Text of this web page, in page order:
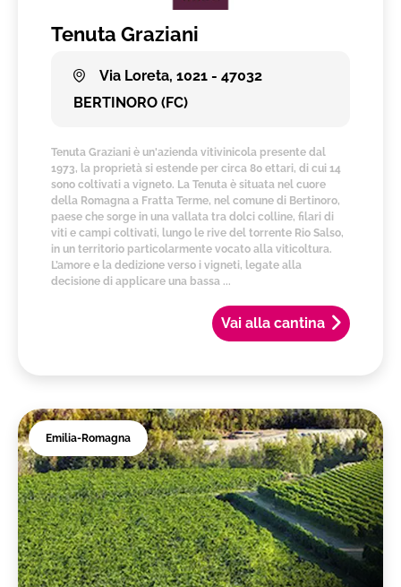
Tenuta Graziani
Via Loreta, 1021 - 47032
BERTINORO (FC)
Vai alla cantina
Tenuta Graziani è un'azienda vitivinicola presente dal
1973, la proprietà si estende per circa 80 ettari, di cui 14
sono coltivati a vigneto. La Tenuta è situata nel cuore
della Romagna a Fratta Terme, nel comune di Bertinoro,
paese che sorge in una vallata tra dolci colline, filari di
viti e campi coltivati, lungo le rive del torrente Rio Salso,
in un territorio particolarmente vocato alla viticoltura.
L’amore e la dedizione verso i vigneti, legate alla
decisione di applicare una bassa ...
Emilia-Romagna